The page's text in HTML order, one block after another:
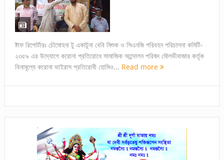
ষ্টাফ রিপোর্টারঃ চৌমোহনা টু একাটুনা বেবি মিশুক ও সিএনজি পরিবহন পরিচালনা কমিটি-
২৩৫৯ এর উদ্যোগে করোনা প্রতিরোধে সামাজিক আন্দোলন পরিষদ মৌলভীবাজার কর্তৃক
বিনামূল্যে করোনা ভাইরাস প্রতিরোধী হোমিও... Read more